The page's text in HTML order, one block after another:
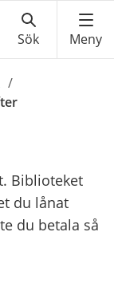
/
Biblioteket
du lånat
du betala så